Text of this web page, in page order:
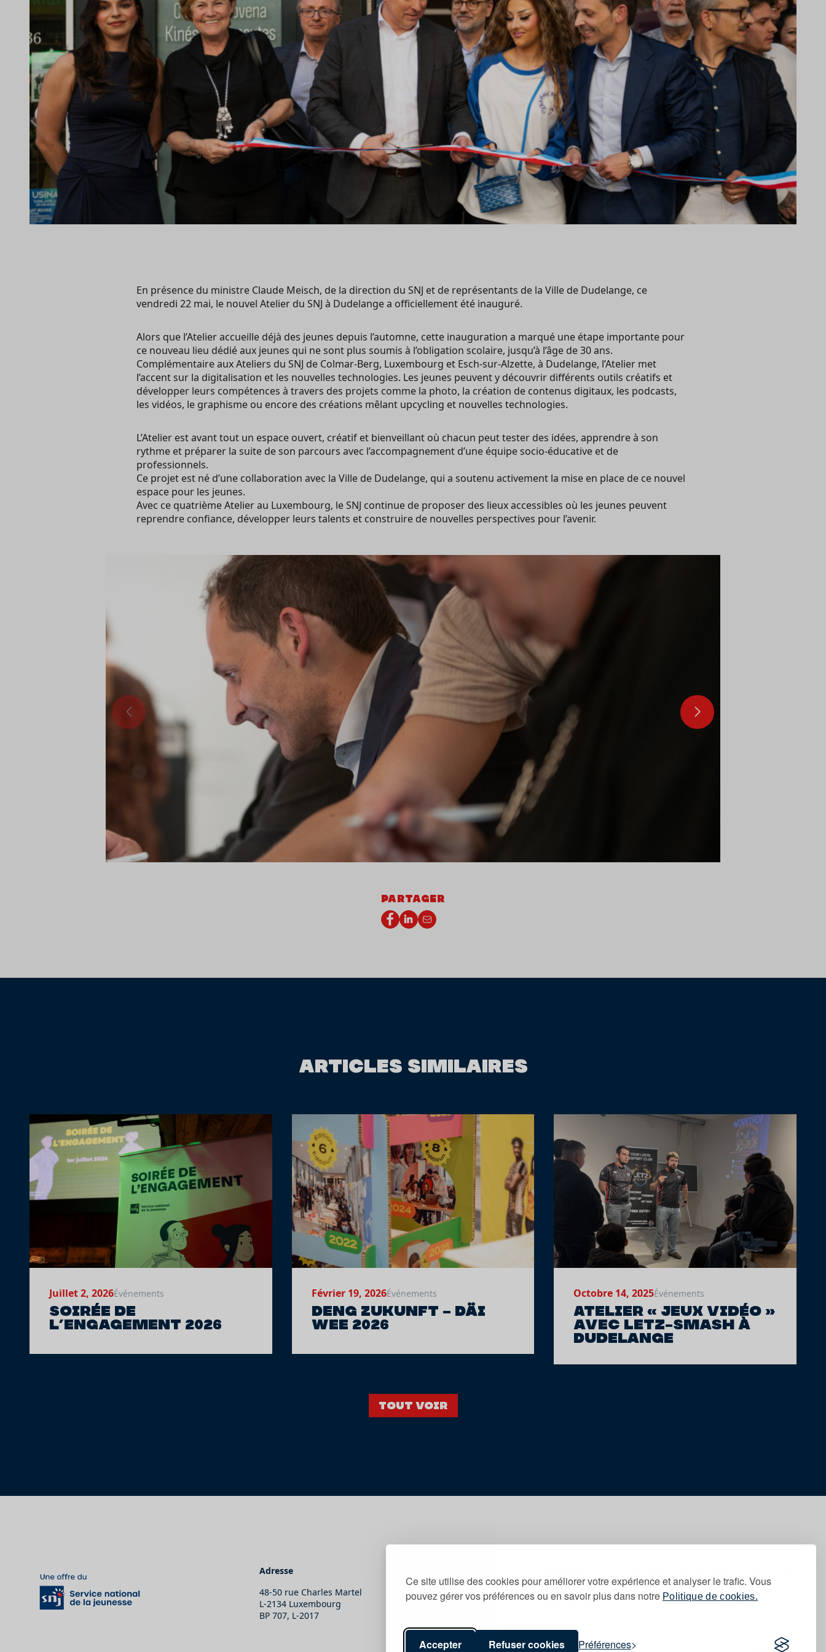
Ce site utilise des cookies pour améliorer votre expérience et analyser le trafic. Vous
pouvez gérer vos préférences ou en savoir plus dans notre Politique de cookies.
Accepter Refuser cookies Préférences
En présence du ministre Claude Meisch, de la direction du SNJ et de représentants de la Ville de Dudelange, ce
vendredi 22 mai, le nouvel Atelier du SNJ à Dudelange a officiellement été inauguré.
Alors que l’Atelier accueille déjà des jeunes depuis l’automne, cette inauguration a marqué une étape importante pour
ce nouveau lieu dédié aux jeunes qui ne sont plus soumis à l’obligation scolaire, jusqu’à l’âge de 30 ans.
Complémentaire aux Ateliers du SNJ de Colmar-Berg, Luxembourg et Esch-sur-Alzette, à Dudelange, l’Atelier met
l’accent sur la digitalisation et les nouvelles technologies. Les jeunes peuvent y découvrir différents outils créatifs et
développer leurs compétences à travers des projets comme la photo, la création de contenus digitaux, les podcasts,
les vidéos, le graphisme ou encore des créations mêlant upcycling et nouvelles technologies.
L’Atelier est avant tout un espace ouvert, créatif et bienveillant où chacun peut tester des idées, apprendre à son
rythme et préparer la suite de son parcours avec l’accompagnement d’une équipe socio-éducative et de
professionnels.
Ce projet est né d’une collaboration avec la Ville de Dudelange, qui a soutenu activement la mise en place de ce nouvel
espace pour les jeunes.
Avec ce quatrième Atelier au Luxembourg, le SNJ continue de proposer des lieux accessibles où les jeunes peuvent
reprendre confiance, développer leurs talents et construire de nouvelles perspectives pour l’avenir.
PARTAGER
ARTICLES SIMILAIRES
Juillet 2, 2026Événements
Soirée de
l’engagement 2026
Février 19, 2026Événements
Deng Zukunft – Däi
Wee 2026
Octobre 14, 2025Événements
Atelier « Jeux vidéo »
avec Letz-Smash à
Dudelange
Tout voir
Adresse
48-50 rue Charles Martel
L-2134 Luxembourg
BP 707, L-2017
T. (+352) 247-86465
E.secretariat@snj.lu
Mentions légales